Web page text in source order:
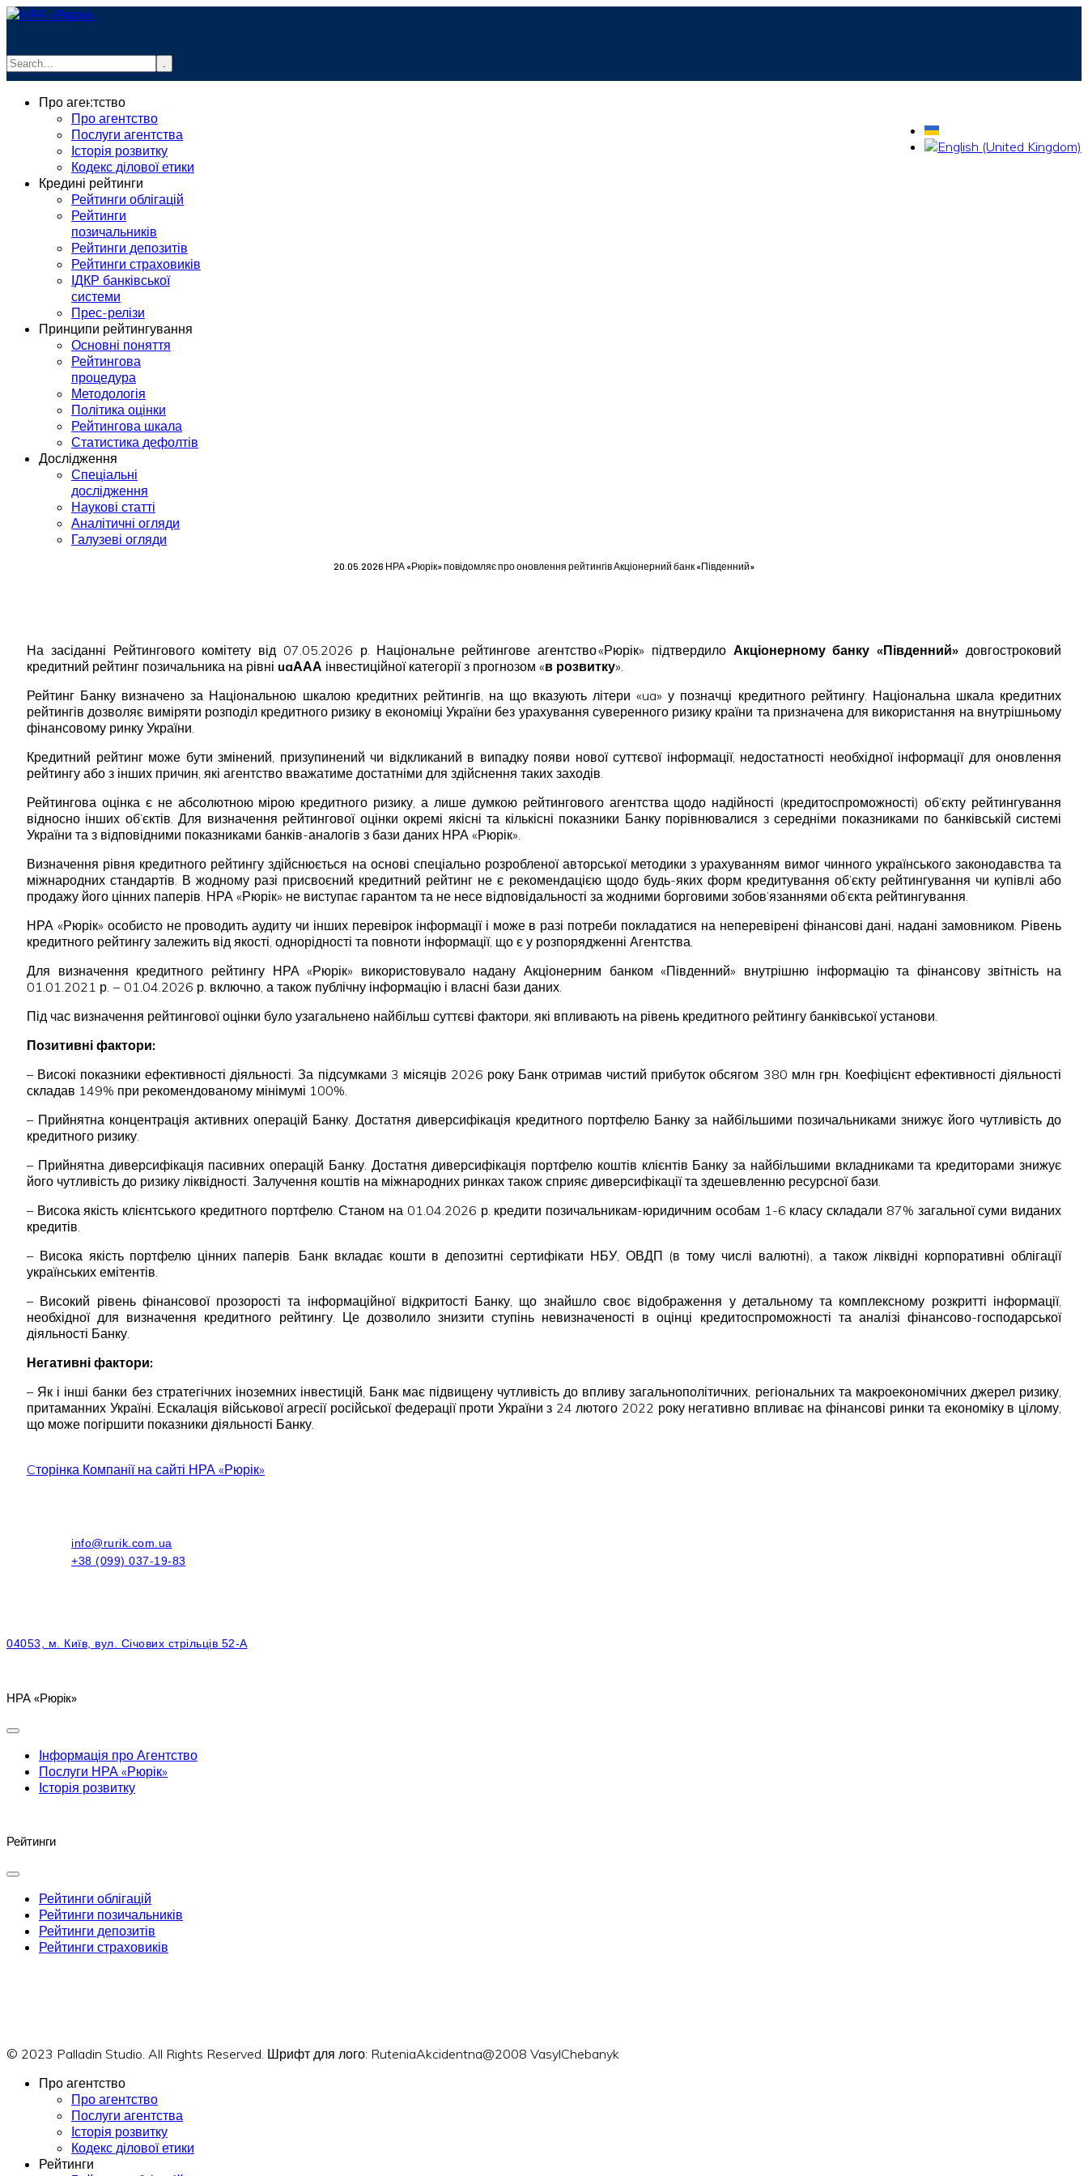
.
info@rurik.com.ua
Про агентство
Про агентство
Послуги агентства
Історія розвитку
Кодекс ділової етики
Кредині рейтинги
Рейтинги облігацій
Рейтинги
позичальників
Рейтинги депозитів
Рейтинги страховиків
ІДКР банківської
системи
Прес-релізи
Принципи рейтингування
Основні поняття
Рейтингова
процедура
Методологія
Політика оцінки
Рейтингова шкала
Статистика дефолтів
Дослідження
Спеціальні
дослідження
Наукові статті
Аналітичні огляди
Галузеві огляди
20.05.2026 НРА «Рюрік» повідомляє про оновлення рейтингів Акціонерний банк «Південний»
На засіданні Рейтингового комітету від 07.05.2026 р. Національне рейтингове агентство «Рюрік» підтвердило Акціонерному банку «Південний» довгостроковий
кредитний рейтинг позичальника на рівні uaААА інвестиційної категорії з прогнозом «в розвитку».
Рейтинг Банку визначено за Національною шкалою кредитних рейтингів, на що вказують літери «ua» у позначці кредитного рейтингу. Національна шкала кредитних
рейтингів дозволяє виміряти розподіл кредитного ризику в економіці України без урахування суверенного ризику країни та призначена для використання на внутрішньому
фінансовому ринку України.
Кредитний рейтинг може бути змінений, призупинений чи відкликаний в випадку появи нової суттєвої інформації, недостатності необхідної інформації для оновлення
рейтингу або з інших причин, які агентство вважатиме достатніми для здійснення таких заходів.
Рейтингова оцінка є не абсолютною мірою кредитного ризику, а лише думкою рейтингового агентства щодо надійності (кредитоспроможності) об’єкту рейтингування
відносно інших об’єктів. Для визначення рейтингової оцінки окремі якісні та кількісні показники Банку порівнювалися з середніми показниками по банківській системі
України та з відповідними показниками банків-аналогів з бази даних НРА «Рюрік».
Визначення рівня кредитного рейтингу здійснюється на основі спеціально розробленої авторської методики з урахуванням вимог чинного українського законодавства та
міжнародних стандартів. В жодному разі присвоєний кредитний рейтинг не є рекомендацією щодо будь-яких форм кредитування об’єкту рейтингування чи купівлі або
продажу його цінних паперів. НРА «Рюрік» не виступає гарантом та не несе відповідальності за жодними борговими зобов’язаннями об’єкта рейтингування.
НРА «Рюрік» особисто не проводить аудиту чи інших перевірок інформації і може в разі потреби покладатися на неперевірені фінансові дані, надані замовником. Рівень
кредитного рейтингу залежить від якості, однорідності та повноти інформації, що є у розпорядженні Агентства.
Для визначення кредитного рейтингу НРА «Рюрік» використовувало надану Акціонерним банком «Південний» внутрішню інформацію та фінансову звітність на
01.01.2021 р. − 01.04.2026 р. включно, а також публічну інформацію і власні бази даних.
Під час визначення рейтингової оцінки було узагальнено найбільш суттєві фактори, які впливають на рівень кредитного рейтингу банківської установи.
Позитивні фактори:
– Високі показники ефективності діяльності. За підсумками 3 місяців 2026 року Банк отримав чистий прибуток обсягом 380 млн грн. Коефіцієнт ефективності діяльності
складав 149% при рекомендованому мінімумі 100%.
– Прийнятна концентрація активних операцій Банку. Достатня диверсифікація кредитного портфелю Банку за найбільшими позичальниками знижує його чутливість до
кредитного ризику.
– Прийнятна диверсифікація пасивних операцій Банку. Достатня диверсифікація портфелю коштів клієнтів Банку за найбільшими вкладниками та кредиторами знижує
його чутливість до ризику ліквідності. Залучення коштів на міжнародних ринках також сприяє диверсифікації та здешевленню ресурсної бази.
– Висока якість клієнтського кредитного портфелю. Станом на 01.04.2026 р. кредити позичальникам-юридичним особам 1-6 класу складали 87% загальної суми виданих
кредитів.
– Висока якість портфелю цінних паперів. Банк вкладає кошти в депозитні сертифікати НБУ, ОВДП (в тому числі валютні), а також ліквідні корпоративні облігації
українських емітентів.
– Високий рівень фінансової прозорості та інформаційної відкритості Банку, що знайшло своє відображення у детальному та комплексному розкритті інформації,
необхідної для визначення кредитного рейтингу. Це дозволило знизити ступінь невизначеності в оцінці кредитоспроможності та аналізі фінансово-господарської
діяльності Банку.
Негативні фактори:
– Як і інші банки без стратегічних іноземних інвестицій, Банк має підвищену чутливість до впливу загальнополітичних, регіональних та макроекономічних джерел ризику,
притаманних Україні. Ескалація військової агресії російської федерації проти України з 24 лютого 2022 року негативно впливає на фінансові ринки та економіку в цілому,
що може погіршити показники діяльності Банку.
Cторінка Компанії на сайті НРА «Рюрік»
info@rurik.com.ua
+38 (099) 037-19-83
04053, м. Київ, вул. Січових стрільців 52-А
НРА «Рюрік»
Інформація про Агентство
Послуги НРА «Рюрік»
Історія розвитку
Рейтинги
Рейтинги облігацій
Рейтинги позичальників
Рейтинги депозитів
Рейтинги страховиків
© 2023 Palladin Studio. All Rights Reserved. Шрифт для лого: RuteniaAkcidentna@2008 VasylChebanyk
Про агентство
Про агентство
Послуги агентства
Історія розвитку
Кодекс ділової етики
Рейтинги